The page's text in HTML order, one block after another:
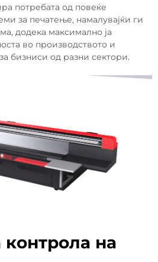
потребата од повеќе
за печатење, намалувајќи ги
додека максимално ја
во производството и
бизниси од разни сектори.
на